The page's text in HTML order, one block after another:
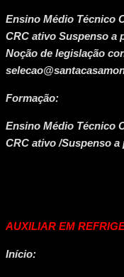
Ensino Médio Técnico
CRC ativo Suspenso a
Noção de legislação
Formação:
Ensino Médio Técnico
CRC ativo /Suspenso
AUXILIAR EM
Início: